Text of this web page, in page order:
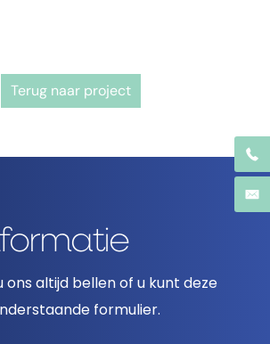
Terug naar project
ons altijd bellen of u kunt deze
formulier.